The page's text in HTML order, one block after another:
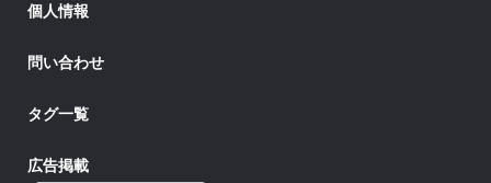
個人情報
問い合わせ
タグ一覧
広告掲載